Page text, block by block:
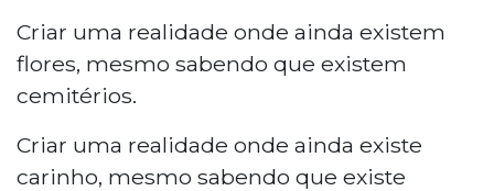
Criar uma realidade onde ainda existem
flores, mesmo sabendo que existem
cemitérios.
Criar uma realidade onde ainda existe
carinho, mesmo sabendo que existe